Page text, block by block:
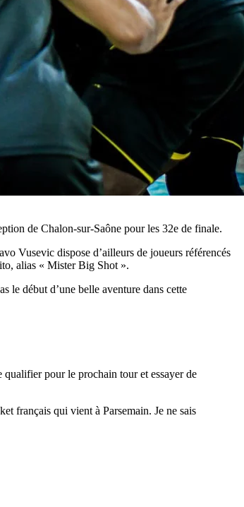
de Chalon-sur-Saône pour les 32e de finale.
Vusevic dispose d’ailleurs de joueurs référencés
alias « Mister Big Shot ».
le début d’une belle aventure dans cette
qualifier pour le prochain tour et essayer de
français qui vient à Parsemain. Je ne sais